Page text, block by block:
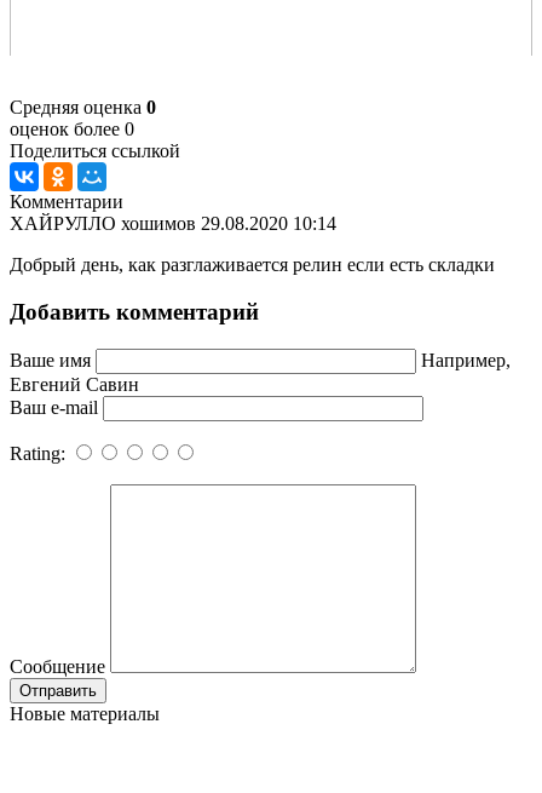
Средняя оценка 0
оценок более 0
Поделиться ссылкой
Комментарии
ХАЙРУЛЛО хошимов 29.08.2020 10:14
Добрый день, как разглаживается релин если есть складки
Добавить комментарий
Ваше имя
Например,
Евгений Савин
Ваш e-mail
Rating:
Сообщение
Новые материалы